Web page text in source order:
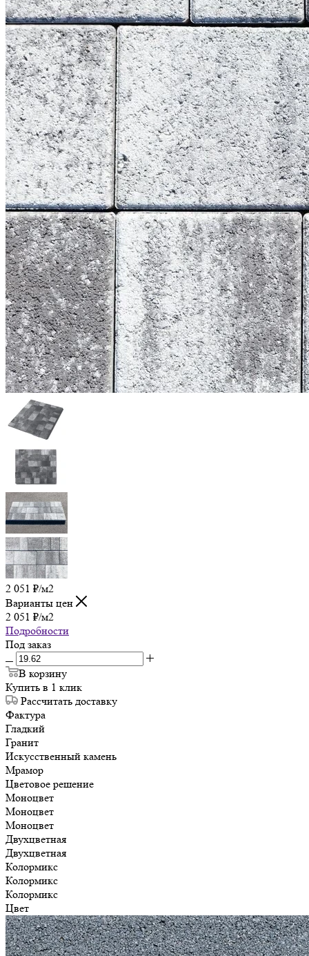
2 051 ₽/м2
Варианты цен
2 051 ₽/м2
Подробности
Под заказ
В корзину
Купить в 1 клик
Рассчитать доставку
Фактура
Гладкий
Гранит
Искусственный камень
Мрамор
Цветовое решение
Моноцвет
Моноцвет
Моноцвет
Двухцветная
Двухцветная
Колормикс
Колормикс
Колормикс
Цвет